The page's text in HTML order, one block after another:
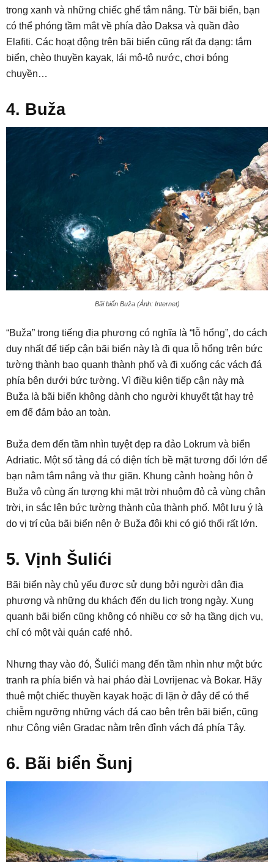
trong xanh và những chiếc ghế tắm nắng. Từ bãi biển, bạn
có thể phóng tầm mắt về phía đảo Daksa và quần đảo
Elafiti. Các hoạt động trên bãi biển cũng rất đa dạng: tắm
biển, chèo thuyền kayak, lái mô-tô nước, chơi bóng
chuyền…
4. Buža
Bãi biển Buža (Ảnh: Internet)
“Buža” trong tiếng địa phương có nghĩa là “lỗ hổng”, do cách
duy nhất để tiếp cận bãi biển này là đi qua lỗ hổng trên bức
tường thành bao quanh thành phố và đi xuống các vách đá
phía bên dưới bức tường. Vì điều kiện tiếp cận này mà
Buža là bãi biển không dành cho người khuyết tật hay trẻ
em để đảm bảo an toàn.
Buža đem đến tầm nhìn tuyệt đẹp ra đảo Lokrum và biển
Adriatic. Một số tảng đá có diện tích bề mặt tương đối lớn để
bạn nằm tắm nắng và thư giãn. Khung cảnh hoàng hôn ở
Buža vô cùng ấn tượng khi mặt trời nhuộm đỏ cả vùng chân
trời, in sắc lên bức tường thành của thành phố. Một lưu ý là
do vị trí của bãi biển nên ở Buža đôi khi có gió thổi rất lớn.
5. Vịnh Šulići
Bãi biển này chủ yếu được sử dụng bởi người dân địa
phương và những du khách đến du lịch trong ngày. Xung
quanh bãi biển cũng không có nhiều cơ sở hạ tầng dịch vụ,
chỉ có một vài quán café nhỏ.
Nhưng thay vào đó, Šulići mang đến tầm nhìn như một bức
tranh ra phía biển và hai pháo đài Lovrijenac và Bokar. Hãy
thuê một chiếc thuyền kayak hoặc đi lặn ở đây để có thể
chiễm ngưỡng những vách đá cao bên trên bãi biển, cũng
như Công viên Gradac nằm trên đỉnh vách đá phía Tây.
6. Bãi biển Šunj